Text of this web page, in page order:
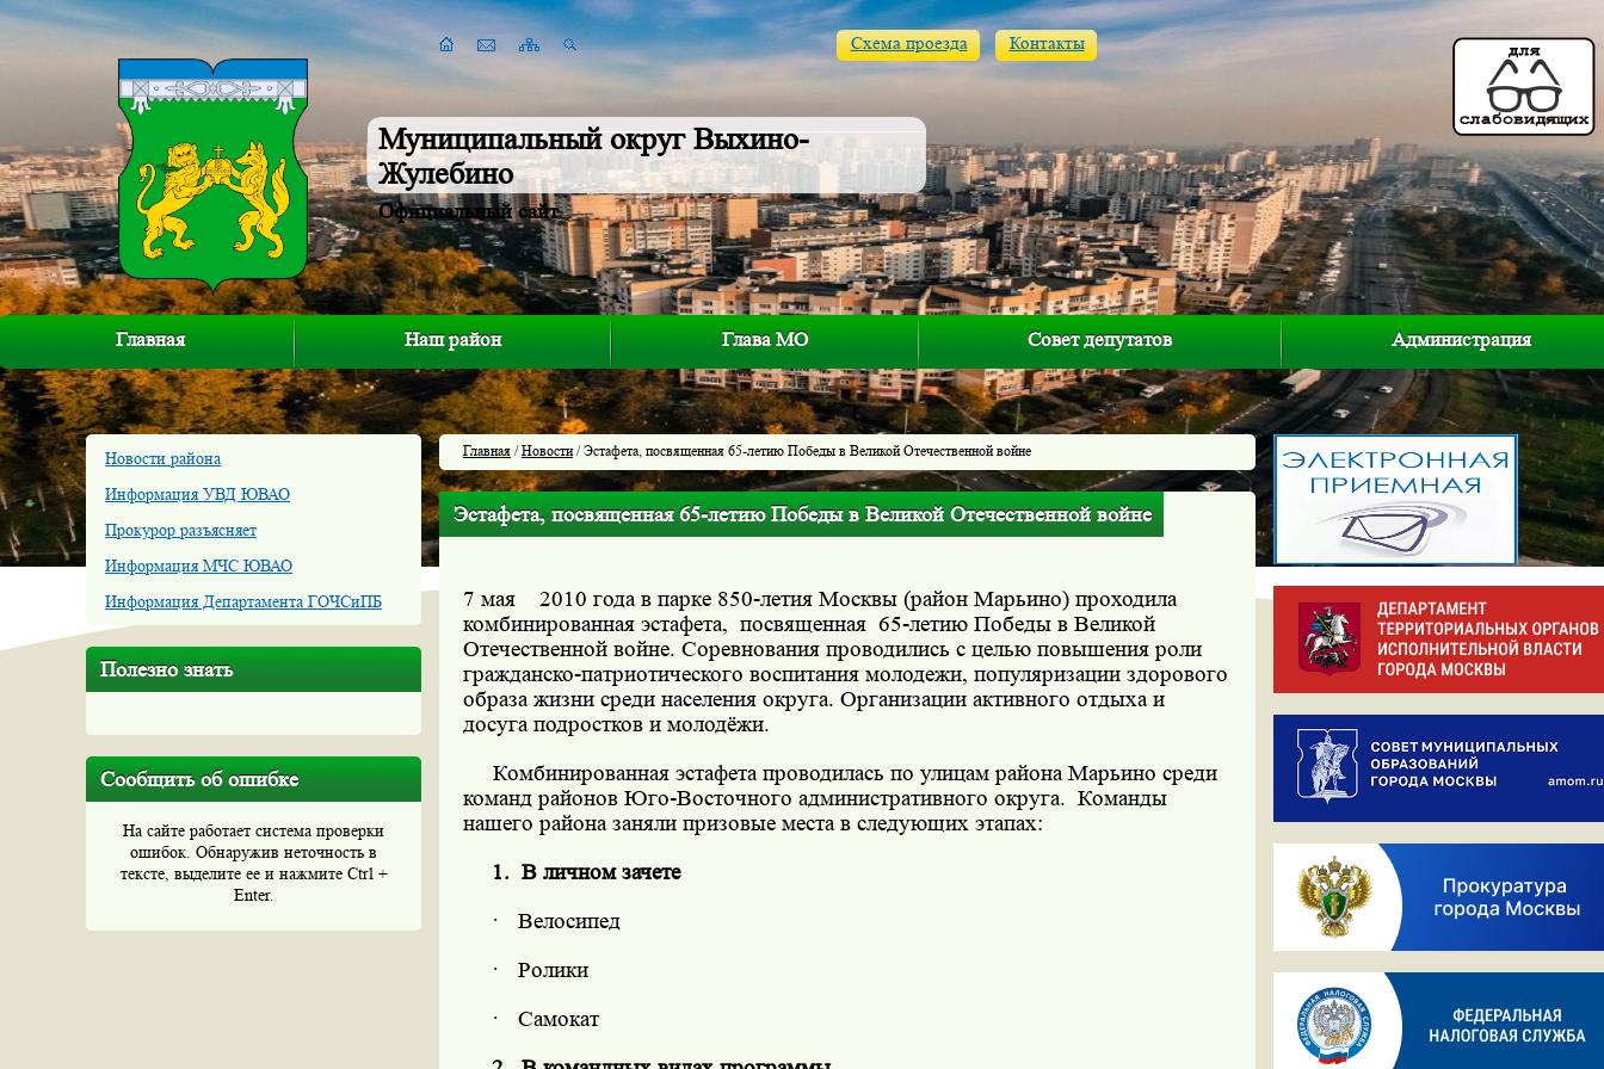
Муниципальный округ Выхино-
Жулебино
Официальный сайт
Схема проезда Контакты
Главная Наш район Глава МО Совет депутатов Администрация
Новости района
Информация УВД ЮВАО
Прокурор разъясняет
Информация МЧС ЮВАО
Информация Департамента ГОЧСиПБ
Полезно знать
Сообщить об ошибке
На сайте работает система проверки
ошибок. Обнаружив неточность в
тексте, выделите ее и нажмите Ctrl +
Enter.
Главная /Новости/ Эстафета, посвященная 65-летию Победы в Великой Отечественной войне
Эстафета, посвященная 65-летию Победы в Великой Отечественной войне
7 мая
2010 года в парке 850-летия Москвы (район Марьино) проходила
комбинированная эстафета, посвященная 65-летию Победы в Великой
Отечественной войне. Соревнования проводились с целью повышения роли
гражданско-патриотического воспитания молодежи, популяризации здорового
образа жизни среди населения округа. Организации активного отдыха и
досуга подростков и молодёжи.
Комбинированная эстафета проводилась по улицам района Марьино среди
команд районов Юго-Восточного административного округа. Команды
нашего района заняли призовые места в следующих этапах:
1. В личном зачете
·
Велосипед
·
Ролики
·
Самокат